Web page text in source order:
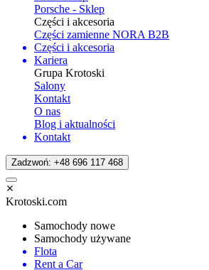
Porsche - Sklep
Części i akcesoria
Części zamienne NORA B2B
Części i akcesoria
Kariera
Grupa Krotoski
Salony
Kontakt
O nas
Blog i aktualności
Kontakt
Zadzwoń: +48 696 117 468
Krotoski.com
Samochody nowe
Samochody używane
Flota
Rent a Car